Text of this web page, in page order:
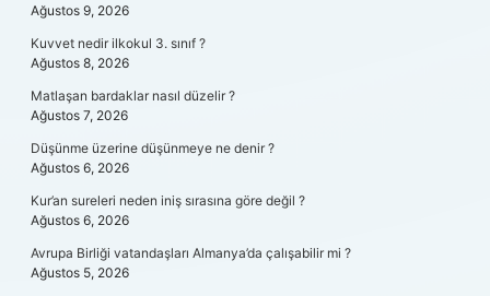
Ağustos 9, 2026
Kuvvet nedir ilkokul 3. sınıf ?
Ağustos 8, 2026
Matlaşan bardaklar nasıl düzelir ?
Ağustos 7, 2026
Düşünme üzerine düşünmeye ne denir ?
Ağustos 6, 2026
Kur’an sureleri neden iniş sırasına göre değil ?
Ağustos 6, 2026
Avrupa Birliği vatandaşları Almanya’da çalışabilir mi ?
Ağustos 5, 2026